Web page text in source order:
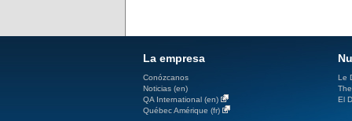
La empresa
Conózcanos
Noticias (en)
QA International (en)
Québec Amérique (fr)
Le
El